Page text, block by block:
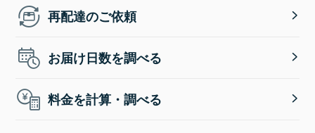
再配達のご依頼
お届け日数を調べる
料金を計算・調べる